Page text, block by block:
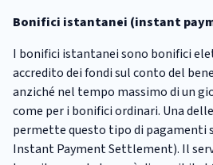
Bonifici istantanei (instant
I bonifici istantanei sono bonifici
accredito dei fondi sul conto del
anziché nel tempo massimo di un
come per i bonifici ordinari. Una
permette questo tipo di pagamenti
Instant Payment Settlement). Il